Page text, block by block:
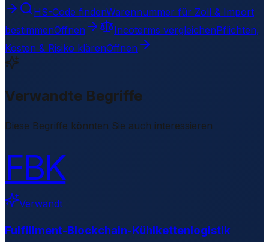
HS-Code findenWarennummer für Zoll & Import
bestimmenÖffnen Incoterms vergleichenPflichten,
Kosten & Risiko klärenÖffnen
Verwandte Begriffe
Diese Begriffe könnten Sie auch interessieren
FBK
Verwandt
Fulfillment-Blockchain-Kühlkettenlogistik